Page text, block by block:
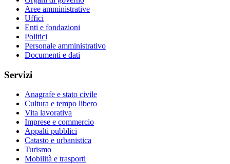
Aree amministrative
Uffici
Enti e fondazioni
Politici
Personale amministrativo
Documenti e dati
Servizi
Anagrafe e stato civile
Cultura e tempo libero
Vita lavorativa
Imprese e commercio
Appalti pubblici
Catasto e urbanistica
Turismo
Mobilità e trasporti